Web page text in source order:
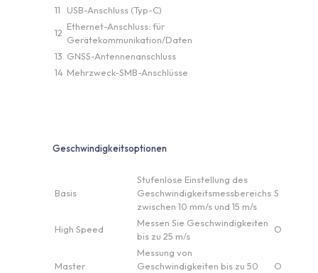
11
USB-Anschluss (Typ-C)
12
Ethernet-Anschluss: für
Gerätekommunikation/Daten
13 GNSS-Antennenanschluss
14 Mehrzweck-SMB-Anschlüsse
Geschwindigkeitsoptionen
Basis
Stufenlose Einstellung des
Geschwindigkeitsmessbereichs
zwischen 10 mm/s und 15 m/s
S
High Speed
Messen Sie Geschwindigkeiten
bis zu 25 m/s
O
Master
Messung von
Geschwindigkeiten bis zu 50
O